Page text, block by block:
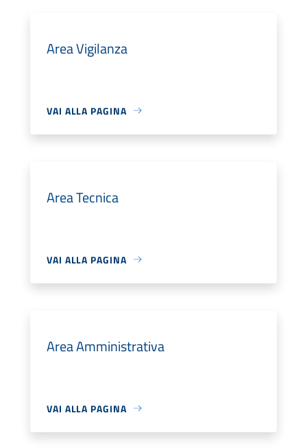
Area Vigilanza
VAI ALLA PAGINA
Area Tecnica
VAI ALLA PAGINA
Area Amministrativa
VAI ALLA PAGINA